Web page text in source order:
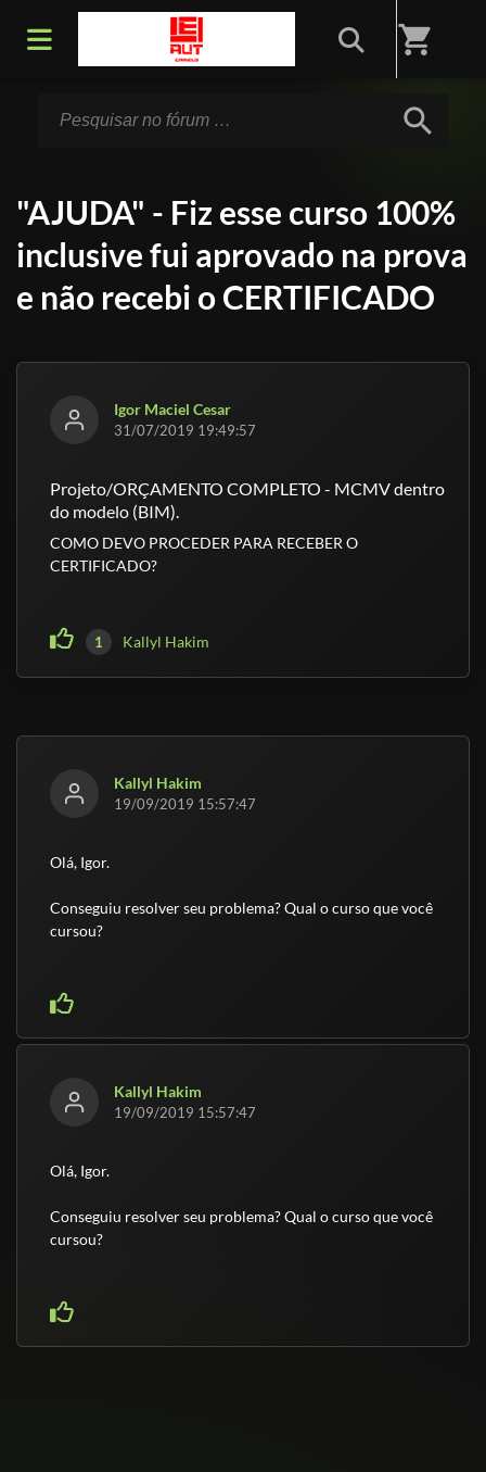
shopping_cart
Início
search
"AJUDA" - Fiz esse curso 100%
inclusive fui aprovado na prova
e não recebi o CERTIFICADO
Igor Maciel Cesar
31/07/2019 19:49:57
Projeto/ORÇAMENTO COMPLETO - MCMV dentro
do modelo (BIM).
COMO DEVO PROCEDER PARA RECEBER O
CERTIFICADO?
1 Kallyl Hakim
Kallyl Hakim
19/09/2019 15:57:47
Olá, Igor.
Conseguiu resolver seu problema? Qual o curso que você
cursou?
Kallyl Hakim
19/09/2019 15:57:47
Olá, Igor.
Conseguiu resolver seu problema? Qual o curso que você
cursou?